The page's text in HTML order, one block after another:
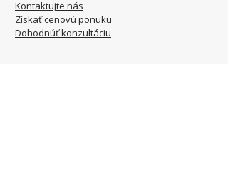
Kontaktujte nás
Získať cenovú ponuku
Dohodnúť konzultáciu